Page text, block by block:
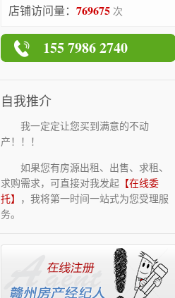
店铺访问量： 769675 次
155 7986 2740
自我推介
我一定定让您买到满意的不动
产！！！
如果您有房源出租、出售、求租、
求购需求，可直接对我发起 【在线委
托】
，我将第一时间一站式为您受理服
务。